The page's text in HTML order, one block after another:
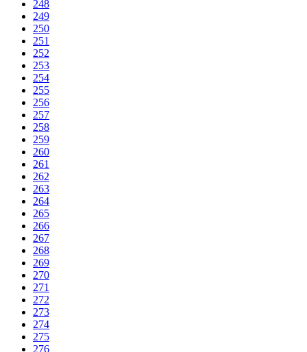
248
249
250
251
252
253
254
255
256
257
258
259
260
261
262
263
264
265
266
267
268
269
270
271
272
273
274
275
276